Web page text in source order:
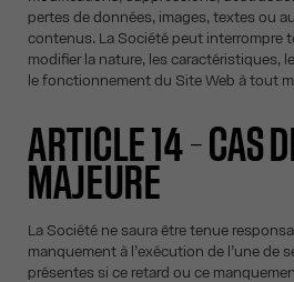
pertes de données, images, textes ou
contenus. La Société peut interrompre
modifier la nature, les caractéristiques,
le fonctionnement du Site Web à tout
ARTICLE 14 – CAS
MAJEURE
La Société ne saura être tenue
manquement à l’exécution de l’une de
présentes si ce retard ou ce